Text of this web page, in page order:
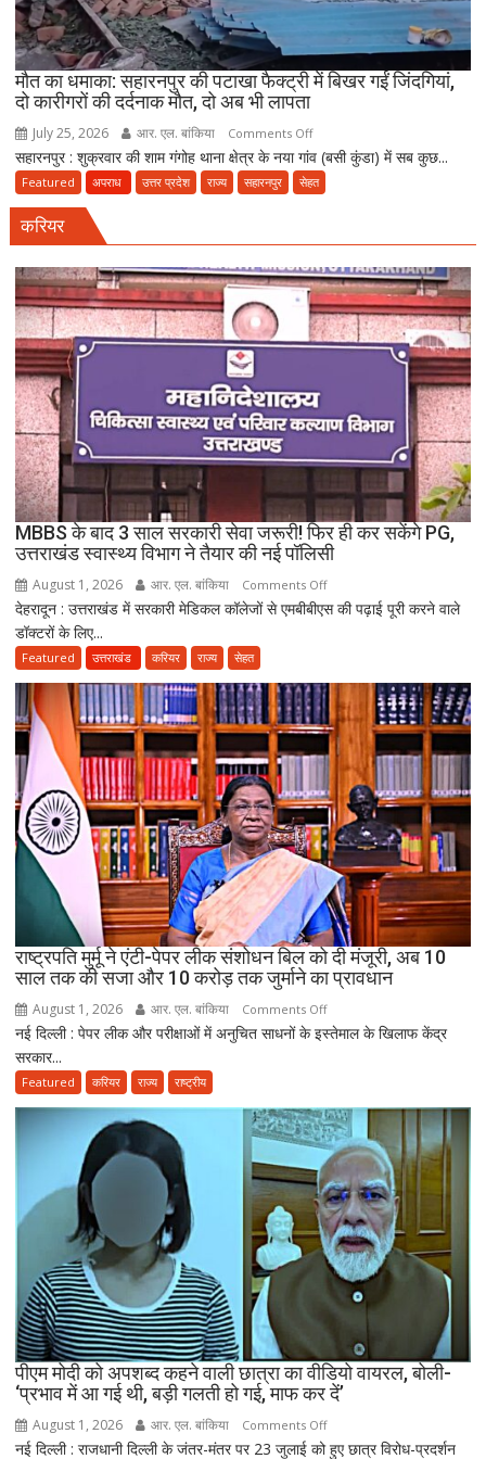
पर
FIR
मौत का धमाका: सहारनपुर की पटाखा फैक्ट्री में बिखर गईं जिंदगियां,
दो कारीगरों की दर्दनाक मौत, दो अब भी लापता
July 25, 2026 आर. एल. बांकिया Comments Offon
मौत
का
पटाखा
फैक्ट्री
में
बिखर
जिंदगियां,
दो
की
दर्दनाक
मौत,
दो
अब
भी
लापता
सहारनपुर : शुक्रवार की शाम गंगोह थाना क्षेत्र के नया गांव (बसी कुंडा) में सब कुछ...
Featured अपराध उत्तर प्रदेश राज्य सहारनपुर सेहत
करियर
MBBS के बाद 3 साल सरकारी सेवा जरूरी! फिर ही कर सकेंगे PG,
उत्तराखंड स्वास्थ्य विभाग ने तैयार की नई पॉलिसी
August 1, 2026 आर. एल. बांकिया Comments Offon
MBBS
साल
सरकारी
सेवा
जरूरी!
फिर
ही
कर
सकेंगे
PG,
उत्तराखंड
स्वास्थ्य
विभाग
ने
तैयार
की
देहरादून : उत्तराखंड में सरकारी मेडिकल कॉलेजों से एमबीबीएस की पढ़ाई पूरी करने वाले
डॉक्टरों के लिए...
Featured उत्तराखंड करियर राज्य सेहत
राष्ट्रपति मुर्मू ने एंटी-पेपर लीक संशोधन बिल को दी मंजूरी, अब 10
साल तक की सजा और 10 करोड़ तक जुर्माने का प्रावधान
August 1, 2026 आर. एल. बांकिया Comments Offon
राष्ट्रपति
एंटी-
पेपर
लीक
संशोधन
बिल
को
दी
मंजूरी,
अब
10
तक
की
नई दिल्ली : पेपर लीक और परीक्षाओं में अनुचित साधनों के इस्तेमाल के खिलाफ केंद्र
सरकार...
Featured करियर राज्य राष्ट्रीय
पीएम मोदी को अपशब्द कहने वाली छात्रा का वीडियो वायरल, बोली-
‘प्रभाव में आ गई थी, बड़ी गलती हो गई, माफ कर दें’
August 1, 2026 आर. एल. बांकिया Comments Offon
पीएम
नई दिल्ली : राजधानी दिल्ली के जंतर-मंतर पर 23 जुलाई को हुए छात्र विरोध-प्रदर्शन